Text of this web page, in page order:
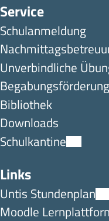
Service
Schulanmeldung
Unverbindliche
Begabungsförderung
Bibliothek
Downloads
Schulkantine
Links
Untis Stundenplan
Moodle